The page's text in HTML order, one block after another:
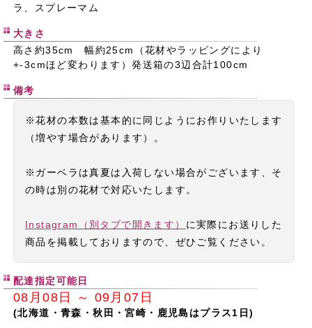
ラ、スプレーマム
大きさ
高さ約35cm 幅約25cm（花材やラッピングにより
+-3cmほど変わります）発送箱の3辺合計100cm
備考
※花材の本数は基本的に同じようにお作りいたします
（増やす場合があります）。
※ガーベラは真夏は入荷しない場合がございます、そ
の時は別の花材で対応いたします。
Instagram（別タブで開きます） に実際にお送りした
商品を掲載しておりますので、ぜひご覧ください。
配達指定可能日
08月08日 ～ 09月07日
(北海道・青森・秋田・宮崎・鹿児島はプラス1日)